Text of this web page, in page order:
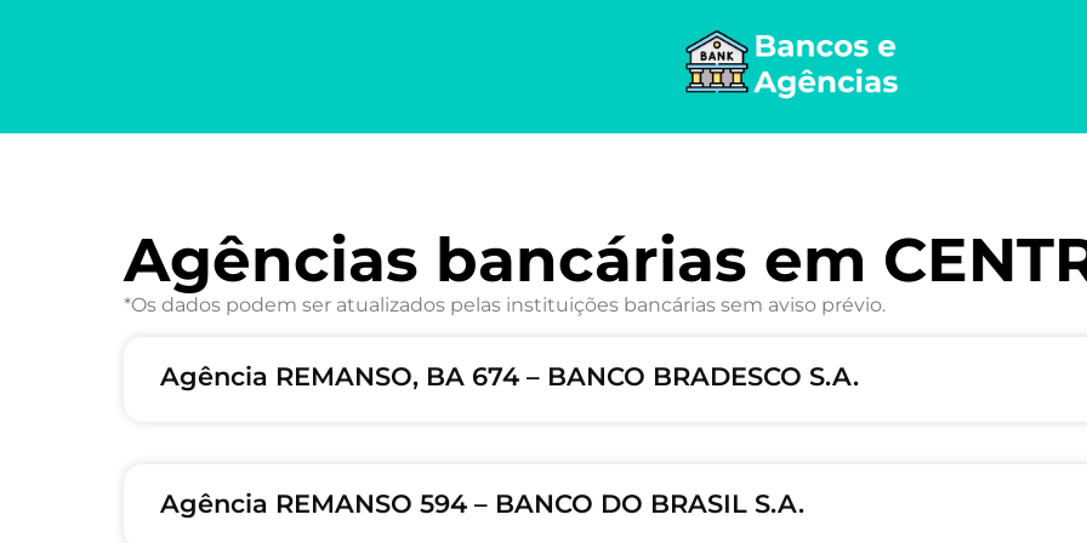
Agências bancárias em
*Os dados podem ser atualizados pelas instituições bancárias sem aviso prévio.
Agência REMANSO, BA 674 – BANCO BRADESCO S.A.
Agência REMANSO 594 – BANCO DO BRASIL S.A.